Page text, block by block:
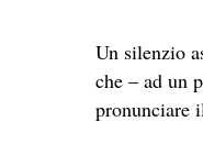
Un silenzio
che – ad un
pronunciare